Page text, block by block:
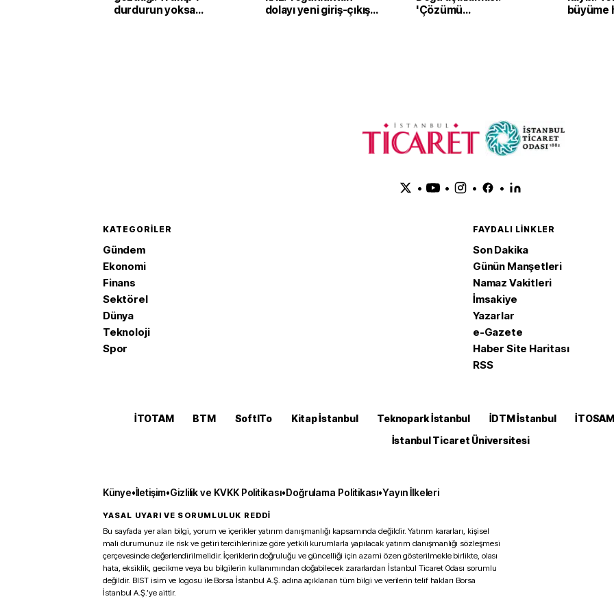
durdurun yoksa
dolayı yeni giriş-çıkış
'Çözümü
büyüme
• • • •
KATEGORILER
Gündem
Ekonomi
Finans
Sektörel
Dünya
Teknoloji
Spor
FAYDALI LINKLER
Son Dakika
Günün Manşetleri
Namaz Vakitleri
İmsakiye
Yazarlar
e-Gazete
Haber Site Haritası
RSS
İTOTAM BTM SoftITo Kitap İstanbul Teknopark İstanbul İDTM İstanbul İTOSAM
İstanbul Ticaret Üniversitesi
Künye•İletişim•Gizlilik ve KVKK Politikası•Doğrulama Politikası•Yayın İlkeleri
YASAL UYARI VE SORUMLULUK REDDİ
Bu sayfada yer alan bilgi, yorum ve içerikler yatırım danışmanlığı kapsamında değildir. Yatırım kararları, kişisel
mali durumunuz ile risk ve getiri tercihlerinize göre yetkili kurumlarla yapılacak yatırım danışmanlığı sözleşmesi
çerçevesinde değerlendirilmelidir. İçeriklerin doğruluğu ve güncelliği için azami özen gösterilmekle birlikte, olası
hata, eksiklik, gecikme veya bu bilgilerin kullanımından doğabilecek zararlardan İstanbul Ticaret Odası sorumlu
değildir. BIST isim ve logosu ile Borsa İstanbul A.Ş. adına açıklanan tüm bilgi ve verilerin telif hakları Borsa
İstanbul A.Ş.’ye aittir.